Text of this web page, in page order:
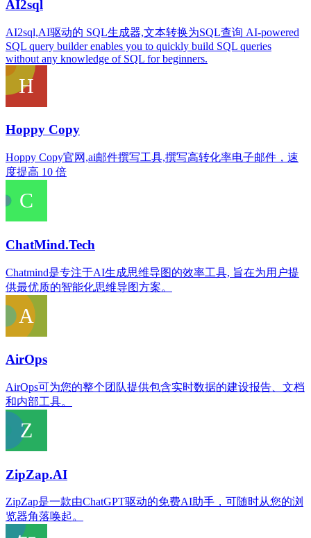
AI2sql
AI2sql,AI驱动的 SQL生成器,文本转换为SQL查询 AI-powered
SQL query builder enables you to quickly build SQL queries
without any knowledge of SQL for beginners.
Hoppy Copy
Hoppy Copy官网,ai邮件撰写工具,撰写高转化率电子邮件，速
度提高 10 倍
ChatMind.Tech
Chatmind是专注于AI生成思维导图的效率工具, 旨在为用户提
供最优质的智能化思维导图方案。
AirOps
AirOps可为您的整个团队提供包含实时数据的建设报告、文档
和内部工具。
ZipZap.AI
ZipZap是一款由ChatGPT驱动的免费AI助手，可随时从您的浏
览器角落唤起。